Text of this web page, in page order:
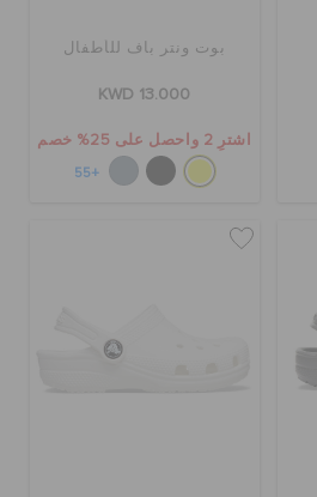
بوت ونتر باف للأطفال
KWD 13.000
اشترِ 2 واحصل على 25% خصم
+55